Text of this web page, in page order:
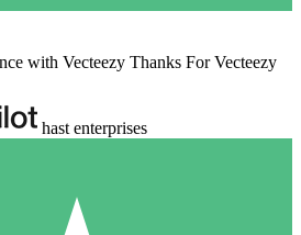
with Vecteezy Thanks For Vecteezy
hast enterprises